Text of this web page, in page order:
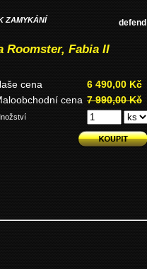
ZAMYKÁNÍ
Roomster, Fabia II
defend
cena
6 490,00 Kč
cena 7 990,00 Kč